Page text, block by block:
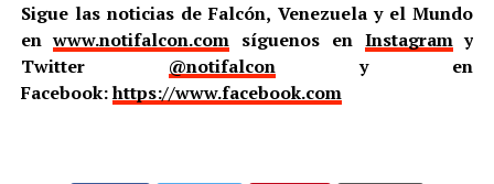
Sigue las noticias de Falcón, Venezuela y el Mundo
enwww.notifalcon.com síguenos en Instagramy
Twitter @notifalcony en
Facebook:https://www.facebook.com